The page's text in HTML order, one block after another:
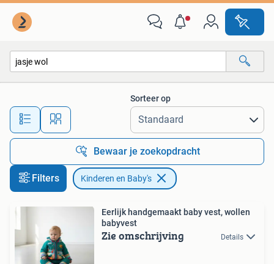
Alle afstanden…
Sorteer op
Bewaar je zoekopdracht
Filters Kinderen en Baby's
Eerlijk handgemaakt baby vest, wollen
babyvest
Zie omschrijving Details